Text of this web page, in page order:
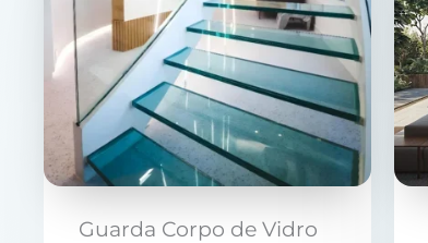
Guarda Corpo de Vidro